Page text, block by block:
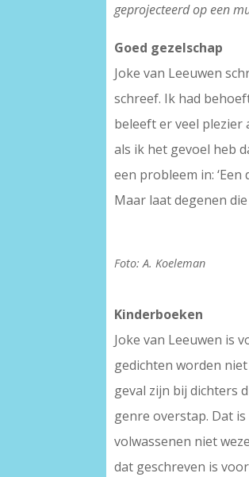
geprojecteerd op een
Goed gezelschap
Joke van Leeuwen
schreef. Ik had
beleeft er veel plezier
als ik het gevoel heb
een probleem in:
Maar laat degenen
Foto: A. Koeleman
Kinderboeken
Joke van Leeuwen is
gedichten worden
geval zijn bij dichters
genre overstap. Dat
volwassenen niet
dat geschreven is